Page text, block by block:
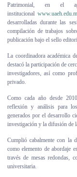
Patrimonial, en el
institucional
desarrolladas durante las
compilación de trabajos
publicación bajo el sello
La coordinadora académica
destacó la participación de
investigadores, así como
privado.
Como cada año desde
reflexión y análisis para
generados por el desarrollo
investigación y la difusión de
Cumplió cabalmente con la
como elemento de abordaje
través de mesas redondas,
universitaria.